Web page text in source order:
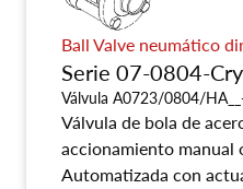
Ball Valve neumático
Serie 07-0804-
Válvula A0723/0804/
Válvula de bola de
accionamiento manual
Automatizada con